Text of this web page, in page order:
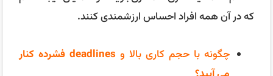
در ۵ سال آینده، خودم را در نقش یک مدیر مالی با تجربه
می‌بینم که در حال رهبری یک تیم حسابداری موفق و پیشرو